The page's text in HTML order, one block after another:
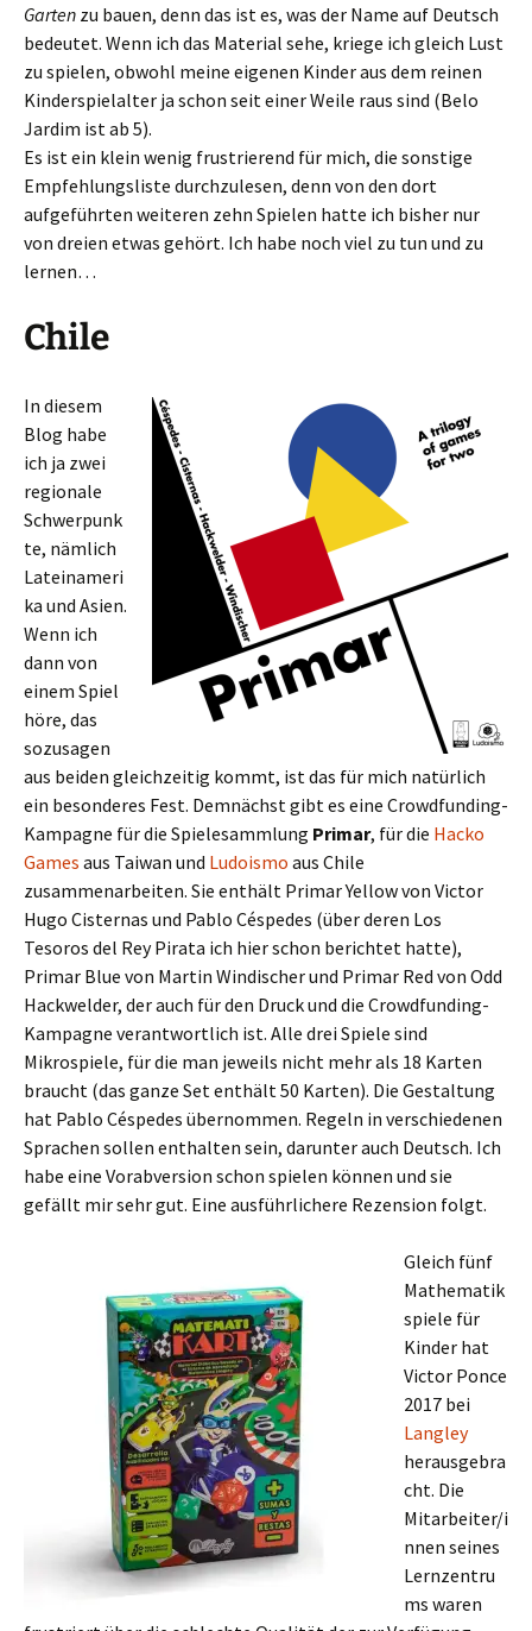
Garten zu bauen, denn das ist es, was der Name auf Deutsch
bedeutet. Wenn ich das Material sehe, kriege ich gleich Lust
zu spielen, obwohl meine eigenen Kinder aus dem reinen
Kinderspielalter ja schon seit einer Weile raus sind (Belo
Jardim ist ab 5).
Es ist ein klein wenig frustrierend für mich, die sonstige
Empfehlungsliste durchzulesen, denn von den dort
aufgeführten weiteren zehn Spielen hatte ich bisher nur
von dreien etwas gehört. Ich habe noch viel zu tun und zu
lernen…
Chile
In diesem
Blog habe
ich ja zwei
regionale
Schwerpunk
te, nämlich
Lateinameri
ka und Asien.
Wenn ich
dann von
einem Spiel
höre, das
sozusagen
aus beiden gleichzeitig kommt, ist das für mich natürlich
ein besonderes Fest. Demnächst gibt es eine Crowdfunding-
Kampagne für die Spielesammlung Primar, für die Hacko
Games aus Taiwan und Ludoismo aus Chile
zusammenarbeiten. Sie enthält Primar Yellow von Victor
Hugo Cisternas und Pablo Céspedes (über deren Los
Tesoros del Rey Pirata ich hier schon berichtet hatte),
Primar Blue von Martin Windischer und Primar Red von Odd
Hackwelder, der auch für den Druck und die Crowdfunding-
Kampagne verantwortlich ist. Alle drei Spiele sind
Mikrospiele, für die man jeweils nicht mehr als 18 Karten
braucht (das ganze Set enthält 50 Karten). Die Gestaltung
hat Pablo Céspedes übernommen. Regeln in verschiedenen
Sprachen sollen enthalten sein, darunter auch Deutsch. Ich
habe eine Vorabversion schon spielen können und sie
gefällt mir sehr gut. Eine ausführlichere Rezension folgt.
Gleich fünf
Mathematik
spiele für
Kinder hat
Victor Ponce
2017 bei
Langley
herausgebra
cht. Die
Mitarbeiter/i
nnen seines
Lernzentru
ms waren